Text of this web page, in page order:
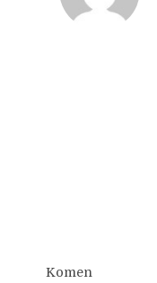
Komen